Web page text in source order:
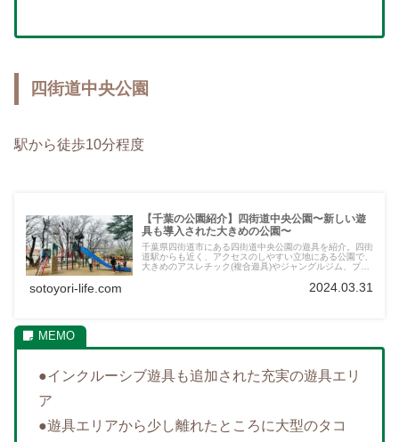
四街道中央公園
駅から徒歩10分程度
【千葉の公園紹介】四街道中央公園〜新しい遊
具も導入された大きめの公園〜
千葉県四街道市にある四街道中央公園の遊具を紹介。四街
道駅からも近く、アクセスのしやすい立地にある公園で、
大きめのアスレチック(複合遊具)やジャングルジム、ブラ
sotoyori-life.com 2024.03.31
●インクルーシブ遊具も追加された充実の遊具エリ
ア
●遊具エリアから少し離れたところに大型のタコ